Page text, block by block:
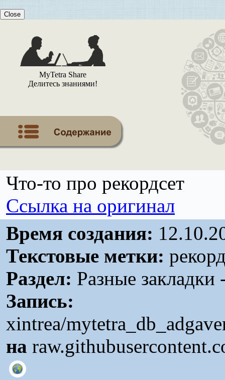
Close
MyTetra Share
Делитесь знаниями!
Что-то про рекордсет
Ссылка на оригинал
Время создания:
Текстовые метки:
Раздел: Разные
Запись:
xintrea/
на